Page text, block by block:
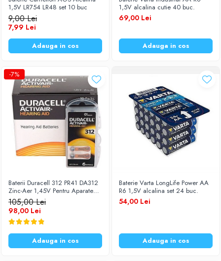
Becuri LED
Aplice LED
Lanterne
Lampi
Electrice
Convertoare tensiune
Prelungitoare
Stabilizatoare tensiune
Ventilatoare
Diverse gadgeturi
Cablu coaxial
Accesorii auto
Redresoare
Roboti pornire
Diverse accesorii auto
Carcase protectie NOCO BOOST
Invertoare Auto
Baterii Zinc-Aer
1,5V LR754 LR48 set 10 buc
9,00 Lei
7,99 Lei
Adauga in cos
1,5V alcalina cutie 40 buc.
69,00 Lei
Adauga in cos
-7%
Baterii Duracell 312 PR41 DA312
Zinc-Aer 1,45V Pentru Aparate
Auditive Set 60 Baterii
105,00 Lei
98,00 Lei
Adauga in cos
Baterie Varta LongLife Power AA
R6 1,5V alcalina set 24 buc.
54,00 Lei
Adauga in cos